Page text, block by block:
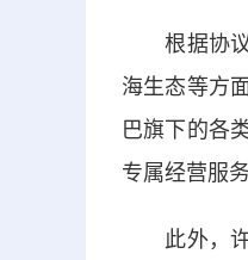
根据协议
海生态等方
巴旗下的各
专属经营服
此外，许